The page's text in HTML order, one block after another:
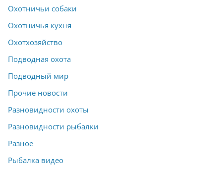
Охотничьи собаки
Охотничья кухня
Охотхозяйство
Подводная охота
Подводный мир
Прочие новости
Разновидности охоты
Разновидности рыбалки
Разное
Рыбалка видео